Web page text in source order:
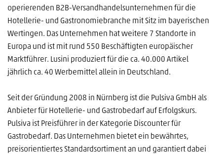
operierenden B2B-Versandhandelsunternehmen für die
Hotellerie- und Gastronomiebranche mit Sitz im bayerischen
Wertingen. Das Unternehmen hat weitere 7 Standorte in
Europa und ist mit rund 550 Beschäftigten europäischer
Marktführer. Lusini produziert für die ca. 40.000 Artikel
jährlich ca. 40 Werbemittel allein in Deutschland.
Seit der Gründung 2008 in Nürnberg ist die Pulsiva GmbH als
Anbieter für Hotellerie- und Gastrobedarf auf Erfolgskurs.
Pulsiva ist Preisführer in der Kategorie Discounter für
Gastrobedarf. Das Unternehmen bietet ein bewährtes,
preisorientiertes Standardsortiment an und garantiert dabei